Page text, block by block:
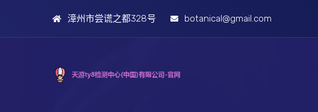
漳州市尝谎之都328号 botanical@gmail.com